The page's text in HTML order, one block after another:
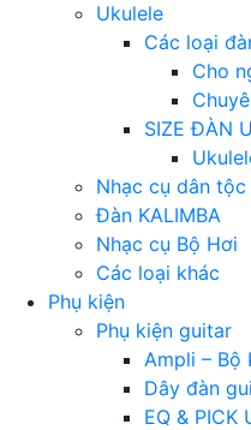
Ukulele
Các loại
Cho
SIZE ĐÀN
Nhạc cụ dân tộc
Đàn KALIMBA
Nhạc cụ Bộ Hơi
Các loại khác
Phụ kiện
Phụ kiện guitar
Ampli – Bộ
Dây đàn
EQ & PICK